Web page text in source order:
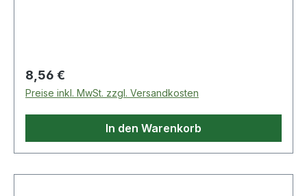
Regulärer Preis:
8,56 €
Preise inkl. MwSt. zzgl. Versandkosten
In den Warenkorb